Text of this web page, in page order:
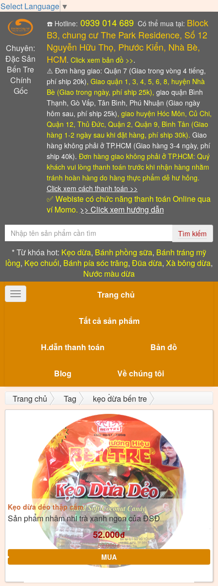
Select Language ▼
Chuyên:
Đặc Sản
Bến Tre
Chính
Gốc
☎️ Hotline: 0939 014 689 Có thể mua tại: Block
B3, chung cư The Park Residence, Số 12
Nguyễn Hữu Thọ, Phước Kiển, Nhà Bè,
HCM. Click xem bản đồ >>.
⚠️ Đơn hàng giao: Quận 7 (Giao trong vòng 4 tiếng,
phí ship 20k), Giao quận 1, 3, 4, 5, 6, 8, huyện Nhà
Bè (Giao trong ngày, phí ship 25k), giao quận Bình
Thạnh, Gò Vấp, Tân Bình, Phú Nhuận (Giao ngày
hôm sau, phí ship 25k), giao huyện Hóc Môn, Củ Chi,
Quận 12, Thủ Đức, Quận 2, Quận 9, Bình Tân (Giao
hàng 1-2 ngày sau khi đặt hàng, phí ship 30k). Giao
hàng không phải ở TP.HCM (Giao hàng 3-4 ngày, phí
ship 40k). Đơn hàng giao không phải ở TP.HCM: Quý
khách vui lòng thanh toán trước khi nhận hàng nhằm
tránh hoàn hàng do hàng thực phẩm dễ hư hỏng.
Click xem cách thanh toán >>
✅ Webiste có chức năng thanh toán Online qua
ví Momo. >> Click xem hướng dẫn
Tìm kiếm
* Từ khóa hot: Kẹo dừa, Bánh phồng sữa, Bánh tráng mỹ
lồng, Kẹo chuối, Bánh pía sóc trăng, Đũa dừa, Xà bông dừa,
Nước màu dừa
Toggle
navigation
Trang chủ
Tất cả sản phẩm
H.dẫn thanh toán Bản đồ
Blog Về chúng tôi
Trang chủ Tag kẹo dừa bến tre
Kẹo dừa dẻo thập cẩm
Sản phẩm nhâm nhi trà xanh ngon của ĐSĐ
52.000đ
52.000đ